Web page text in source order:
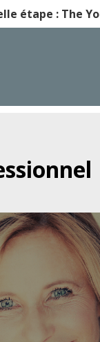
étape : The